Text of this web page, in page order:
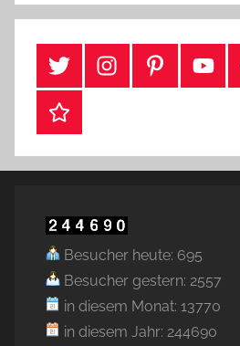
#TwitterInstagramPinterest
Webshop
Besucher heute: 695
Besucher gestern: 2557
in diesem Monat: 13770
in diesem Jahr: 244690